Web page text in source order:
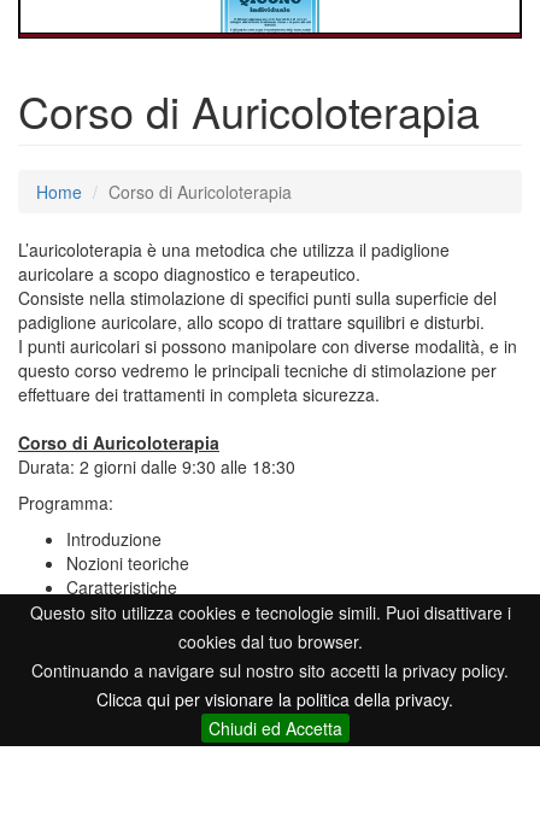
Corso di Auricoloterapia
Home Corso di Auricoloterapia
L’auricoloterapia è una metodica che utilizza il padiglione
auricolare a scopo diagnostico e terapeutico.
Consiste nella stimolazione di specifici punti sulla superficie del
padiglione auricolare, allo scopo di trattare squilibri e disturbi.
I punti auricolari si possono manipolare con diverse modalità, e in
questo corso vedremo le principali tecniche di stimolazione per
effettuare dei trattamenti in completa sicurezza.
Corso di Auricoloterapia
Durata: 2 giorni dalle 9:30 alle 18:30
Programma:
Introduzione
Nozioni teoriche
Caratteristiche
Controindicazioni
Anatomia topografica dell’orecchio
Nomenclatura e localizzazione dei punti auricolari secondo
OMS-WHO
Valutazione
Questo sito utilizza cookies e tecnologie simili. Puoi disattivare i
cookies dal tuo browser.
Continuando a navigare sul nostro sito accetti la privacy policy.
Clicca qui per visionare la politica della privacy.
Chiudi ed Accetta